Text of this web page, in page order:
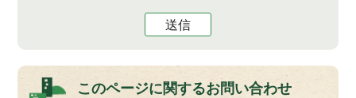
送信
このページに関するお問い合わせ